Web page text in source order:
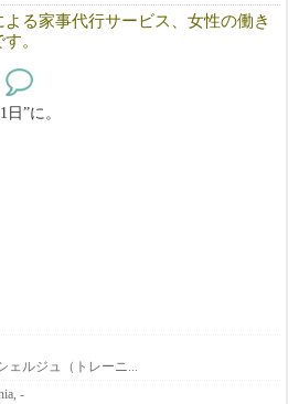
interview/
のコラボ
る家事代行サービス、女性の働き
。
”に。
タクララ支部、イーストベイ支部が発
ベイエリア全域でコンシェルジュを募
ェルジュ（トレーニ...
-